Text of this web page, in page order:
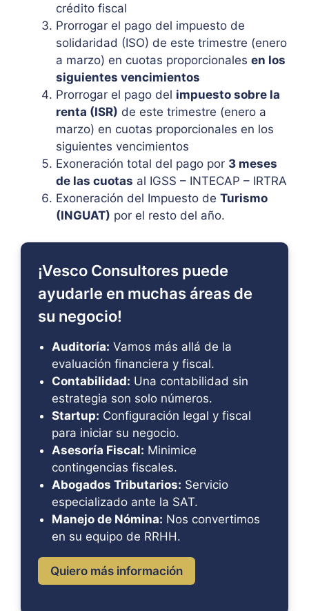
crédito fiscal
Prorrogar el pago del impuesto de
solidaridad (ISO) de este trimestre (enero
a marzo) en cuotas proporcionales en los
siguientes vencimientos
Prorrogar el pago del impuesto sobre la
renta (ISR) de este trimestre (enero a
marzo) en cuotas proporcionales en los
siguientes vencimientos
Exoneración total del pago por 3 meses
de las cuotas al IGSS – INTECAP – IRTRA
Exoneración del Impuesto de Turismo
(INGUAT) por el resto del año.
¡Vesco Consultores puede
ayudarle en muchas áreas de
su negocio!
Auditoría: Vamos más allá de la
evaluación financiera y fiscal.
Contabilidad: Una contabilidad sin
estrategia son solo números.
Startup: Configuración legal y fiscal
para iniciar su negocio.
Asesoría Fiscal: Minimice
contingencias fiscales.
Abogados Tributarios: Servicio
especializado ante la SAT.
Manejo de Nómina: Nos convertimos
en su equipo de RRHH.
Quiero más información